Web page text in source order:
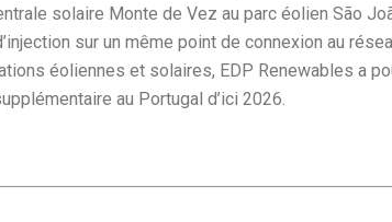
solaire Monte de Vez au parc éolien São
sur un même point de connexion au
éoliennes et solaires, EDP Renewables a
au Portugal d’ici 2026.